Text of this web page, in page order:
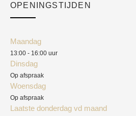
Academy
OPENINGSTIJDEN
Maandag
13:00 - 16:00 uur
Dinsdag
Op afspraak
Woensdag
Op afspraak
Laatste donderdag vd maand